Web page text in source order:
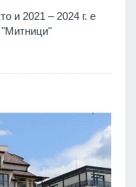
и 2021 – 2024 г. е
"Митници"